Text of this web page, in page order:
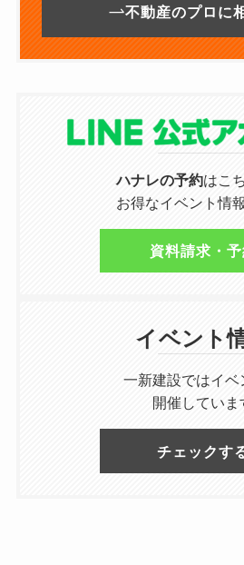
不動産のプロに
ハナレの予約はこ
お得なイベント情
資料請求・
イベント
一新建設ではイベ
開催していま
チェックす